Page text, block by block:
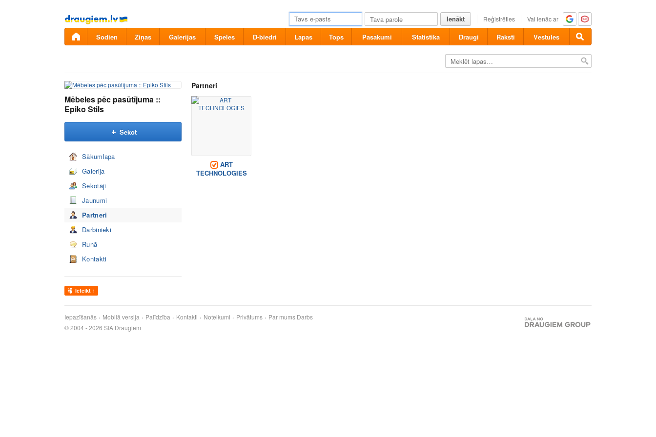
Pāriet
uz
saturu
Ienākt Reģistrēties Vai ienāc ar
Šodien Ziņas Galerijas Spēles D-biedri Lapas Tops Pasākumi Statistika Draugi Raksti Vēstules
Mēbeles pēc pasūtījuma ::
Epiko Stils
Sekot
Sākumlapa
Galerija
Sekotāji
Jaunumi
Partneri
Darbinieki
Runā
Kontakti
Ieteikt 1
Partneri
ART
TECHNOLOGIES
Iepazīšanās Mobilā versija Palīdzība Kontakti Noteikumi Privātums Par mums Darbs
© 2004 - 2026 SIA Draugiem